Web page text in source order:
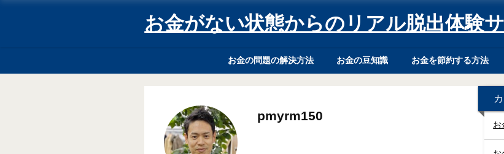
お金がない状態からのリアル脱出体験
お金の問題の解決方法 お金の豆知識 お金を節約する方法
pmyrm150
お